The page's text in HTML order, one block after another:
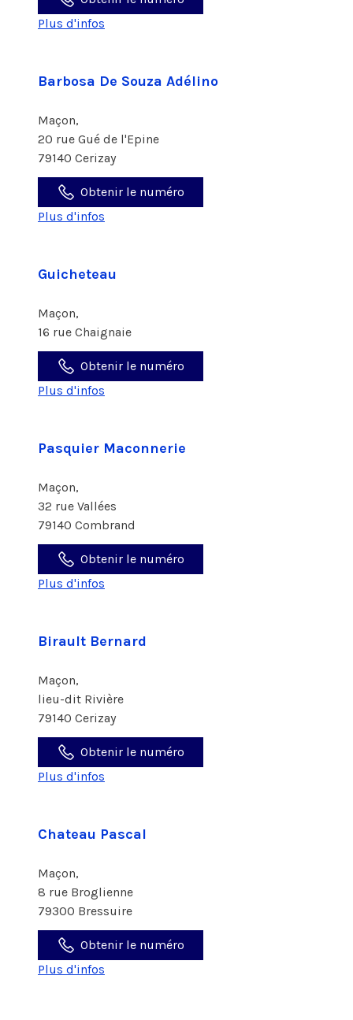
Plus d'infos
Barbosa De Souza Adélino
Maçon,
20 rue Gué de l'Epine
79140 Cerizay
Obtenir le numéro
Plus d'infos
Guicheteau
Maçon,
16 rue Chaignaie
Obtenir le numéro
Plus d'infos
Pasquier Maconnerie
Maçon,
32 rue Vallées
79140 Combrand
Obtenir le numéro
Plus d'infos
Birault Bernard
Maçon,
lieu-dit Rivière
79140 Cerizay
Obtenir le numéro
Plus d'infos
Chateau Pascal
Maçon,
8 rue Broglienne
79300 Bressuire
Obtenir le numéro
Plus d'infos